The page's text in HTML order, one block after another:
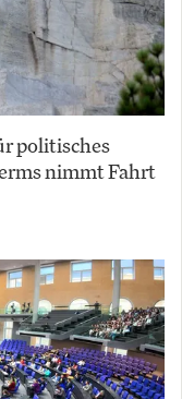
politisches
nimmt Fahrt